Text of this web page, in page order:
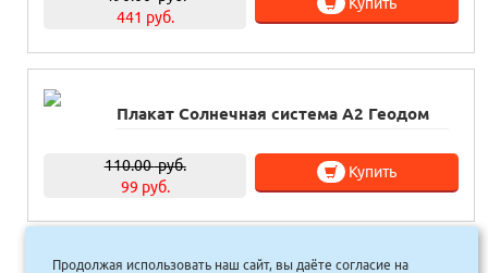
441 руб.
Плакат Солнечная система А2 Геодом
110.00руб.
99 руб.
Купить
« 1 2 3 4 5 6 »
Продолжая использовать наш сайт, вы даёте согласие на